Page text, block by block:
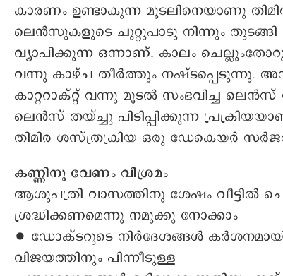
കാരണം ഉണ്ടാകുന്ന മൂടലിനെയാണു
ലെൻസുകളുടെ ചുറ്റുപാടു നിന്നും തുടങ്ങി
വ്യാപിക്കുന്ന ഒന്നാണ്. കാലം
വന്നു കാഴ്ച തീർത്തും നഷ്ടപ്പെടുന്നു.
കാറ്ററാക്റ്റ് വന്നു മൂടൽ സംഭവിച്ച
ലെൻസ് തയ്ച്ചു പിടിപ്പിക്കുന്ന
തിമിര ശസ്ത്രക്രിയ ഒരു ഡേകെയർ
കണ്ണിനു വേണം വിശ്രമം
ആശുപത്രി വാസത്തിനു ശേഷം വീട്ടിൽ
ശ്രദ്ധിക്കണമെന്നു നമുക്കു നോക്കാം
∙ ഡോക്ടറുടെ നിർദേശങ്ങൾ
വിജയത്തിനും പിന്നീടുള്ള